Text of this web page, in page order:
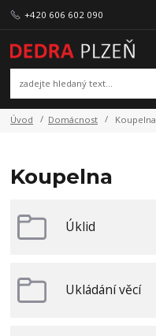
+420 606 602 090
Úvod Domácnost Koupelna
Koupelna
Úklid
Ukládání věcí